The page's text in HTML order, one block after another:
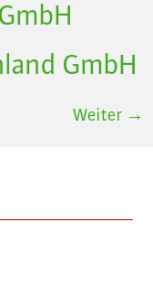
GmbH
Weiter →